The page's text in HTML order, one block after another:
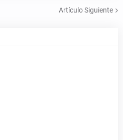
Artículo Siguiente